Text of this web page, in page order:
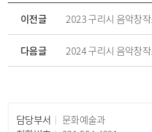
이전글
다음글
담당부서
문화예술과